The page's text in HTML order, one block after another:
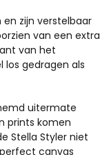
zijn verstelbaar
van een extra
van het
gedragen als
uitermate
prints komen
Stella Styler niet
canvas